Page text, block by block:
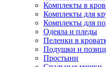
Комплекты в
Комплекты для
Комплекты для
Одеяла и пледы
Пеленки в
Подушки и
Простыни